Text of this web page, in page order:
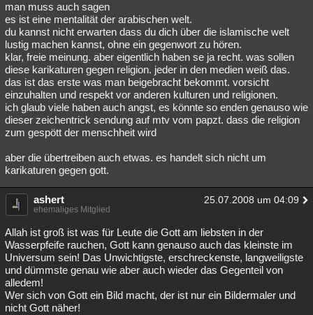
man muss auch sagen
es ist eine mentalität der arabischen welt.
du kannst nicht erwarten dass du dich über die islamische welt
lustig machen kannst, ohne ein gegenwort zu hören.
klar, freie meinung. aber eigentlich haben se ja recht. was sollen
diese karikaturen gegen religion. jeder in den medien weiß das.
das ist das erste was man beigebracht bekommt. vorsicht
einzuhalten und respekt vor anderen kulturen und religionen.
ich glaub viele haben auch angst, es könnte so enden genauso wie
dieser zeichentrick sendung auf mtv vom papzt. dass die religion
zum gespött der menschheit wird
aber die übertreiben auch etwas. es handelt sich nicht um
karikaturen gegen gott.
ashert 25.07.2008 um 04:09
ehemaliges Mitglied
Allah ist groß ist was für Leute die Gott am liebsten in der
Wasserpfeife rauchen, Gott kann genauso auch das kleinste im
Universum sein! Das Unwichtigste, erschreckenste, langweiligste
und dümmste genau wie aber auch wieder das Gegenteil von
alledem!
Wer sich von Gott ein Bild macht, der ist nur ein Bildermaler und
nicht Gott näher!